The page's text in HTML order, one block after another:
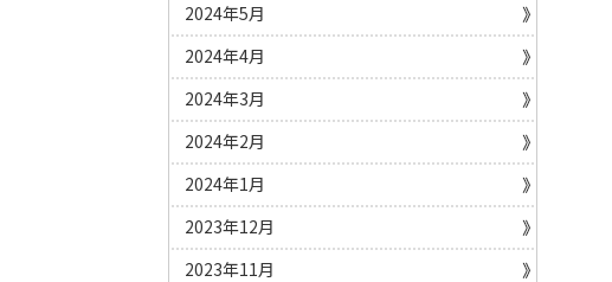
2024年5月
2024年4月
2024年3月
2024年2月
2024年1月
2023年12月
2023年11月